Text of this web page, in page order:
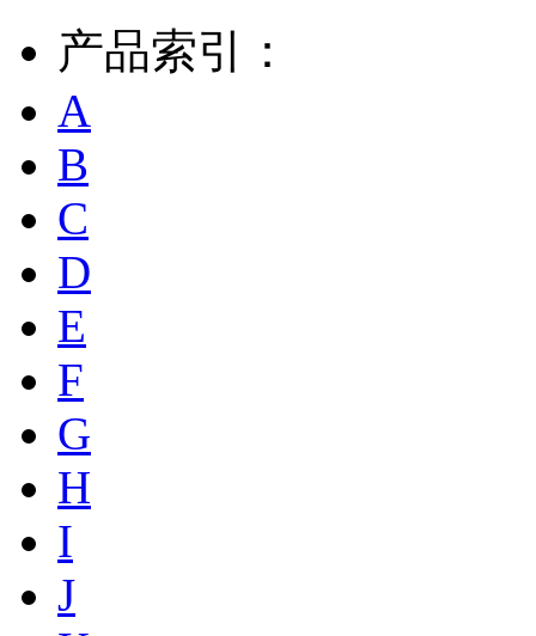
产品索引：
A
B
C
D
E
F
G
H
I
J